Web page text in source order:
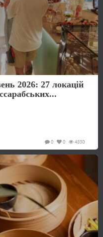
2026: 27 локацій
4830
0
0